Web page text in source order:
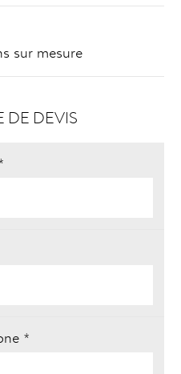
sur mesure
DE DEVIS
*